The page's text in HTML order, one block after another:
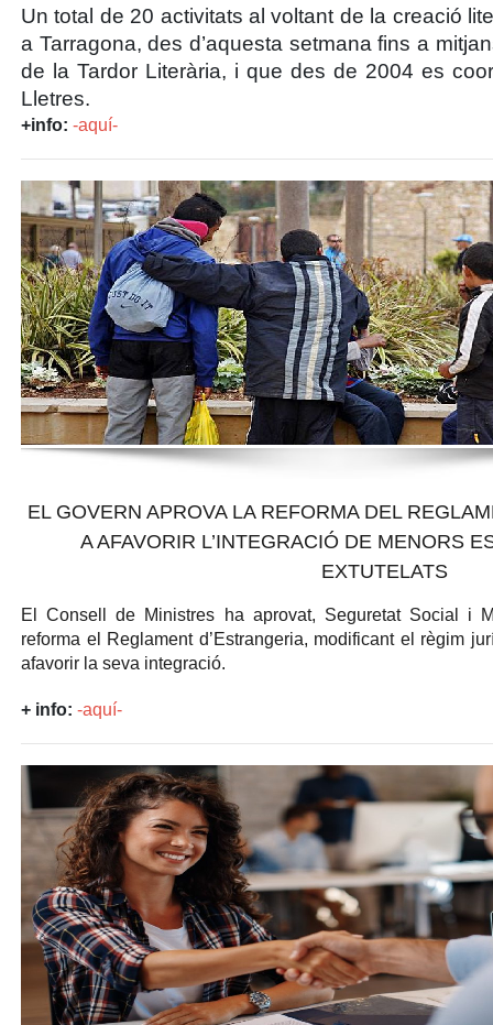
Un total de 20 activitats al voltant de la creació
a Tarragona, des d’aquesta setmana fins a
de la Tardor Literària, i que des de 2004 es
Lletres.
+info: -aquí-
EL GOVERN APROVA LA REFORMA DEL
A AFAVORIR L’INTEGRACIÓ DE MENORS
EXTUTELATS
ElConsell de Ministres ha aprovat, Seguretat Social i
reforma el Reglament d’Estrangeria, modificant el règim
afavorir la seva integració.
+ info: -aquí-